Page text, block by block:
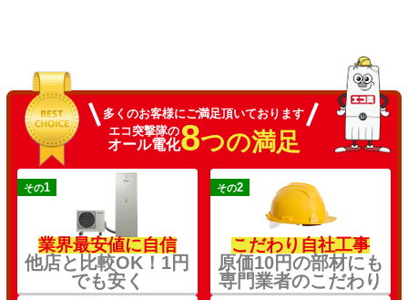
多くのお客様にご満足頂いております
エコ突撃隊の
オール電化8つの満足
その1
業界最安値に自信
他店と比較OK！1円
でも安く
その2
こだわり自社工事
原価10円の部材にも
専門業者のこだわり